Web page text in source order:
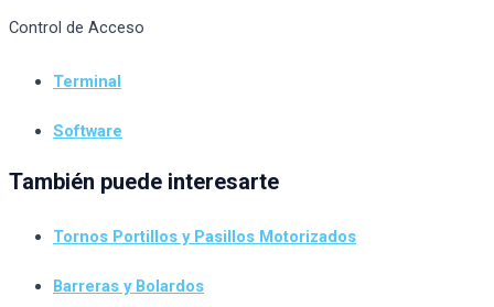
Control de Acceso
Terminal
Software
También puede interesarte
Tornos Portillos y Pasillos Motorizados
Barreras y Bolardos